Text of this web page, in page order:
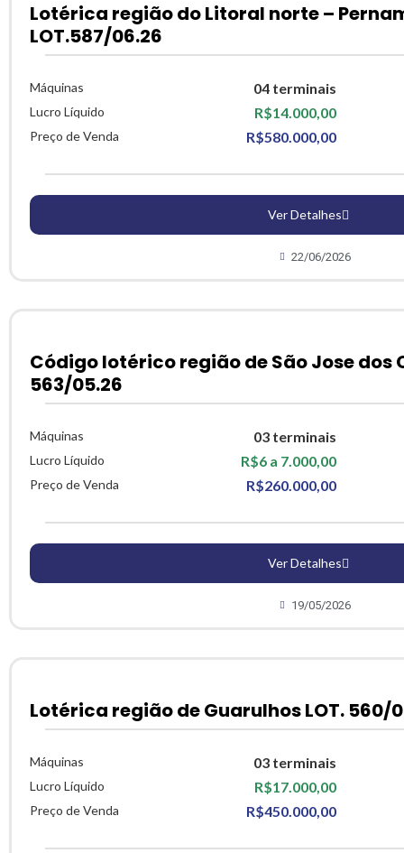
Lotérica região do Litoral norte –
LOT.587/06.26
Máquinas 04 terminais
Lucro Líquido R$14.000,00
Preço de Venda R$580.000,00
Ver Detalhes
22/06/2026
Código lotérico região de São Jose dos
563/05.26
Máquinas 03 terminais
Lucro Líquido R$6 a 7.000,00
Preço de Venda R$260.000,00
Ver Detalhes
19/05/2026
Lotérica região de Guarulhos LOT. 560/
Máquinas 03 terminais
Lucro Líquido R$17.000,00
Preço de Venda R$450.000,00